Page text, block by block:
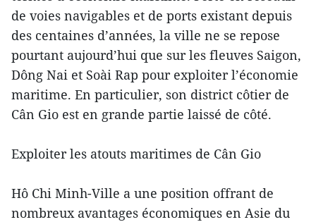
de voies navigables et de ports existant depuis
des centaines d’années, la ville ne se repose
pourtant aujourd’hui que sur les fleuves Saigon,
Dông Nai et Soài Rap pour exploiter l’économie
maritime. En particulier, son district côtier de
Cân Gio est en grande partie laissé de côté.
Exploiter les atouts maritimes de Cân Gio
Hô Chi Minh-Ville a une position offrant de
nombreux avantages économiques en Asie du